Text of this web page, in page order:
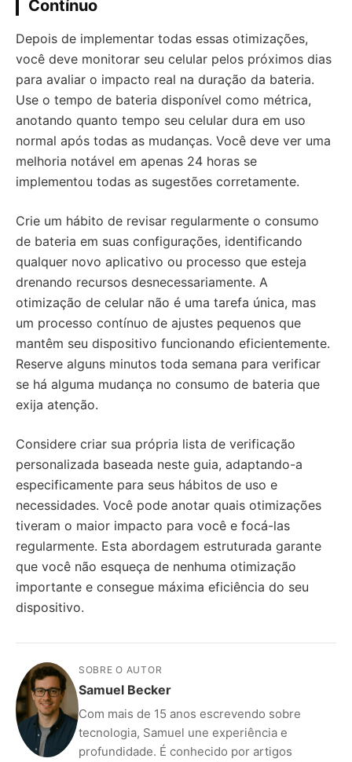
Contínuo
Depois de implementar todas essas otimizações,
você deve monitorar seu celular pelos próximos dias
para avaliar o impacto real na duração da bateria.
Use o tempo de bateria disponível como métrica,
anotando quanto tempo seu celular dura em uso
normal após todas as mudanças. Você deve ver uma
melhoria notável em apenas 24 horas se
implementou todas as sugestões corretamente.
Crie um hábito de revisar regularmente o consumo
de bateria em suas configurações, identificando
qualquer novo aplicativo ou processo que esteja
drenando recursos desnecessariamente. A
otimização de celular não é uma tarefa única, mas
um processo contínuo de ajustes pequenos que
mantêm seu dispositivo funcionando eficientemente.
Reserve alguns minutos toda semana para verificar
se há alguma mudança no consumo de bateria que
exija atenção.
Considere criar sua própria lista de verificação
personalizada baseada neste guia, adaptando-a
especificamente para seus hábitos de uso e
necessidades. Você pode anotar quais otimizações
tiveram o maior impacto para você e focá-las
regularmente. Esta abordagem estruturada garante
que você não esqueça de nenhuma otimização
importante e consegue máxima eficiência do seu
dispositivo.
SOBRE O AUTOR
Samuel Becker
Com mais de 15 anos escrevendo sobre
tecnologia, Samuel une experiência e
profundidade. É conhecido por artigos